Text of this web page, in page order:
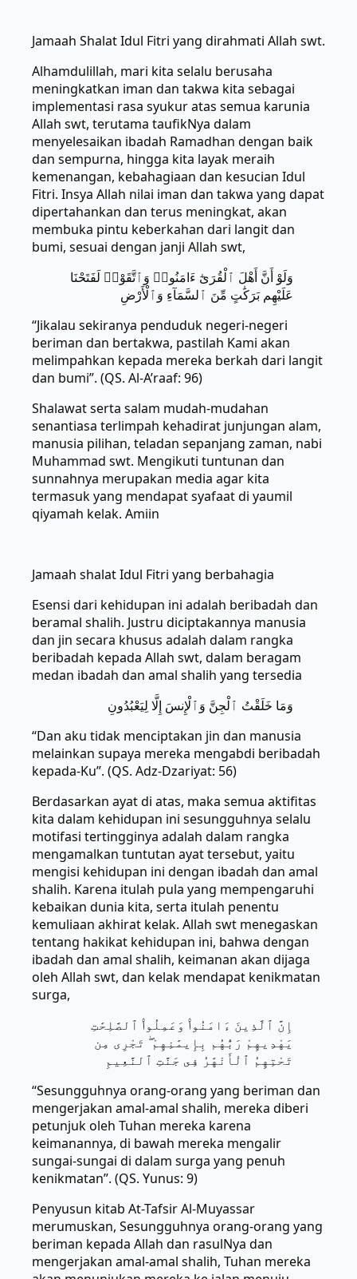
Jamaah Shalat Idul Fitri yang dirahmati Allah swt.
Alhamdulillah, mari kita selalu berusaha
meningkatkan iman dan takwa kita sebagai
implementasi rasa syukur atas semua karunia
Allah swt, terutama taufikNya dalam
menyelesaikan ibadah Ramadhan dengan baik
dan sempurna, hingga kita layak meraih
kemenangan, kebahagiaan dan kesucian Idul
Fitri. Insya Allah nilai iman dan takwa yang dapat
dipertahankan dan terus meningkat, akan
membuka pintu keberkahan dari langit dan
bumi, sesuai dengan janji Allah swt,
وَلَوْ أَنَّ أَهْلَ ٱلْقُرَىٰٓ ءَامَنُوا۟ وَٱتَّقَوْا۟ لَفَتَحْنَا
عَلَيْهِم بَرَكَٰتٍ مِّنَ ٱلسَّمَآءِ وَٱلْأَرْضِ
“Jikalau sekiranya penduduk negeri-negeri
beriman dan bertakwa, pastilah Kami akan
melimpahkan kepada mereka berkah dari langit
dan bumi”. (QS. Al-A’raaf: 96)
Shalawat serta salam mudah-mudahan
senantiasa terlimpah kehadirat junjungan alam,
manusia pilihan, teladan sepanjang zaman, nabi
Muhammad swt. Mengikuti tuntunan dan
sunnahnya merupakan media agar kita
termasuk yang mendapat syafaat di yaumil
qiyamah kelak. Amiin
Jamaah shalat Idul Fitri yang berbahagia
Esensi dari kehidupan ini adalah beribadah dan
beramal shalih. Justru diciptakannya manusia
dan jin secara khusus adalah dalam rangka
beribadah kepada Allah swt, dalam beragam
medan ibadah dan amal shalih yang tersedia
وَمَا خَلَقْتُ ٱلْجِنَّ وَٱلْإِنسَ إِلَّا لِيَعْبُدُونِ
“Dan aku tidak menciptakan jin dan manusia
melainkan supaya mereka mengabdi beribadah
kepada-Ku”. (QS. Adz-Dzariyat: 56)
Berdasarkan ayat di atas, maka semua aktifitas
kita dalam kehidupan ini sesungguhnya selalu
motifasi tertingginya adalah dalam rangka
mengamalkan tuntutan ayat tersebut, yaitu
mengisi kehidupan ini dengan ibadah dan amal
shalih. Karena itulah pula yang mempengaruhi
kebaikan dunia kita, serta itulah penentu
kemuliaan akhirat kelak. Allah swt menegaskan
tentang hakikat kehidupan ini, bahwa dengan
ibadah dan amal shalih, keimanan akan dijaga
oleh Allah swt, dan kelak mendapat kenikmatan
surga,
إِنَّ ٱلَّذِينَ ءَامَنُوا۟ وَعَمِلُوا۟ ٱلصَّلِحَٰتِ
يَهْدِيهِمْ رَبُّهُم بِإِيمَٰنِهِمْ ۖ تَجْرِى مِن
تَحْتِهِمُ ٱلْأَنْهَٰرُ فِى جَنَّتِ ٱلنَّعِيمِ
“Sesungguhnya orang-orang yang beriman dan
mengerjakan amal-amal shalih, mereka diberi
petunjuk oleh Tuhan mereka karena
keimanannya, di bawah mereka mengalir
sungai-sungai di dalam surga yang penuh
kenikmatan”. (QS. Yunus: 9)
Penyusun kitab At-Tafsir Al-Muyassar
merumuskan, Sesungguhnya orang-orang yang
beriman kepada Allah dan rasulNya dan
mengerjakan amal-amal shalih, Tuhan mereka